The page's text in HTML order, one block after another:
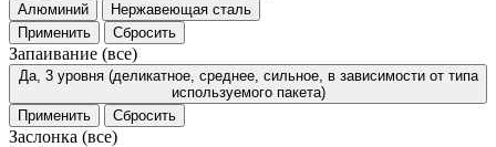
Алюминий
Нержавеющая сталь
Применить
Сбросить
Запаивание (все)
Да, 3 уровня (деликатное, среднее, сильное, в зависимости от типа
используемого пакета)
Применить
Сбросить
Заслонка (все)